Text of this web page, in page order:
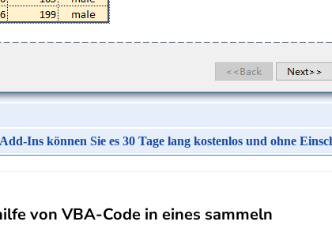
Ins können Sie es 30 Tage lang kostenlos und ohne
von VBA-Code in eines sammeln